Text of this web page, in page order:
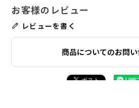
レビューを書く
商品についてのお問